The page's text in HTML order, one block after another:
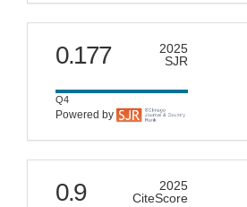
scimago
0.177
2025
SJR
Q4
Powered by
citescore
0.9
2025
CiteScore